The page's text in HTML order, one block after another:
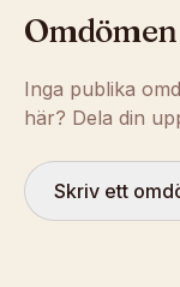
Omdömen
Inga publika
här? Dela din
Skriv ett